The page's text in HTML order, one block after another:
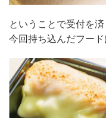
ということで受付を
今回持ち込んだフード